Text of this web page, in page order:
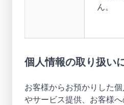
ん。
個人情報の取り扱い
お客様からお預かりした
やサービス提供、お客様